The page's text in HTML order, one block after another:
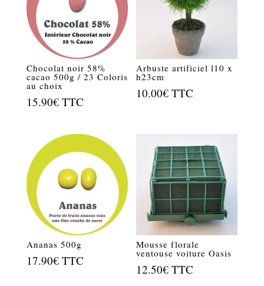
Chocolat noir 58%
cacao 500g / 23 Coloris
au choix
15.90€ TTC
Arbuste artificiel l10 x
h23cm
10.00€ TTC
Ananas 500g
17.90€ TTC
Mousse florale
ventouse voiture Oasis
12.50€ TTC